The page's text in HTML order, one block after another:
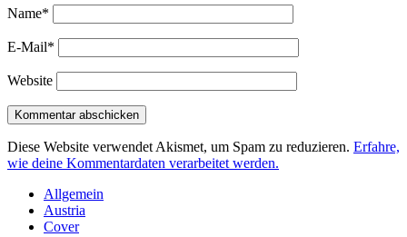
Name*
E-Mail*
Website
Diese Website verwendet Akismet, um Spam zu reduzieren. Erfahre,
wie deine Kommentardaten verarbeitet werden.
Sidebar
Allgemein
Austria
Cover